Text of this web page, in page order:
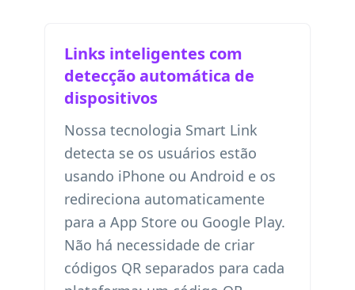
Links inteligentes com
detecção automática de
dispositivos
Nossa tecnologia Smart Link
detecta se os usuários estão
usando iPhone ou Android e os
redireciona automaticamente
para a App Store ou Google Play.
Não há necessidade de criar
códigos QR separados para cada